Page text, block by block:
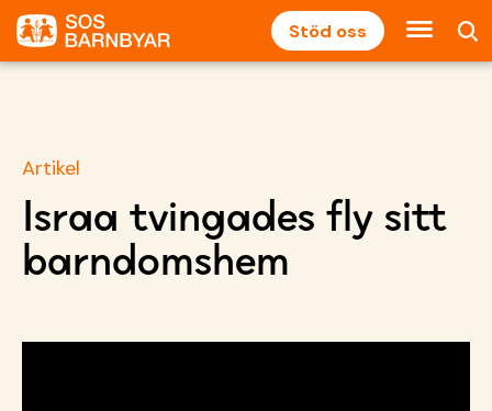
Stöd oss
Artikel
Israa tvingades fly sitt
barndomshem